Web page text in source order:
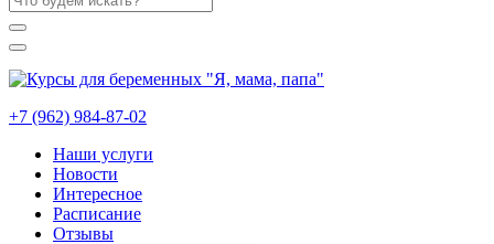
+7 (962) 984-87-02
Наши услуги
Новости
Интересное
Расписание
Отзывы